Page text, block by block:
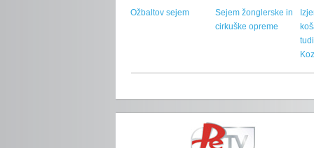
Ožbaltov sejem
Sejem žonglerske in
cirkuške opreme